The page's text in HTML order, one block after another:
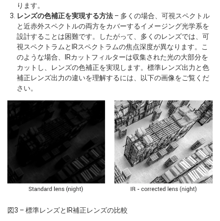
ります。
レンズの色補正を実現する方法 – 多くの場合、可視スペクトル
と近赤外スペクトルの両方をカバーするイメージング光学系を
設計することは困難です。したがって、多くのレンズでは、可
視スペクトラムとIRスペクトラムの焦点深度が異なります。こ
のような場合、IRカットフィルターは収集された光の大部分を
カットし、レンズの色補正を実現します。標準レンズ出力と色
補正レンズ出力の違いを理解するには、以下の画像をご覧くだ
さい。
図3 – 標準レンズとIR補正レンズの比較